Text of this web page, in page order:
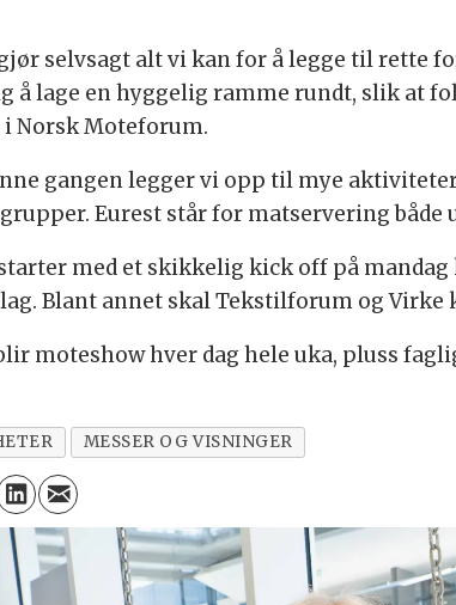
selvsagt alt vi kan for å legge til rette
å lage en hyggelig ramme rundt, slik at
i Norsk Moteforum.
gangen legger vi opp til mye
Eurest står for matservering både
med et skikkelig kick off på
Blant annet skal Tekstilforum og Virke
moteshow hver dag hele uka, pluss
MESSER OG VISNINGER